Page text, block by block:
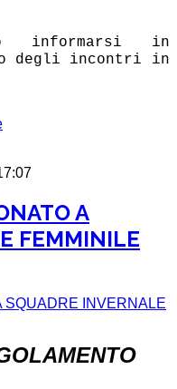
informarsi in
degli incontri in
A
FEMMINILE